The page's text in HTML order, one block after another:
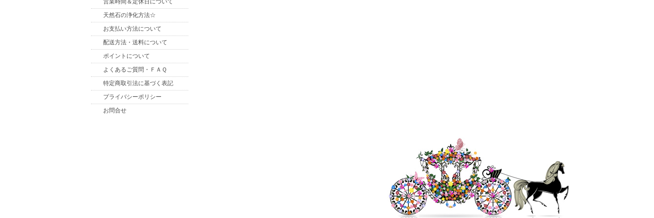
営業時間＆定休日について
天然石の浄化方法☆
お支払い方法について
配送方法・送料について
ポイントについて
よくあるご質問・ＦＡＱ
特定商取引法に基づく表記
プライバシーポリシー
お問合せ